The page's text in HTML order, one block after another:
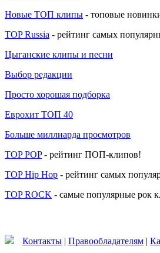
Новые ТОП клипы - топовые
TOP Russia - рейтинг самых
Цыганские клипы и песни
Выбор редакции
Просто хорошая подборка
Еврохит ТОП 40
Больше миллиарда просмотров
TOP POP- рейтинг ПОП-клипов!
TOP Hip Hop - рейтинг самых
TOP ROCK - самые популярные рок
Контакты | Правообладателям |